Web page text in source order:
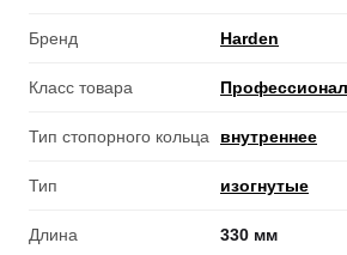
Бренд Harden
Класс товара
Тип стопорного кольца внутреннее
Тип изогнутые
Длина 330 мм